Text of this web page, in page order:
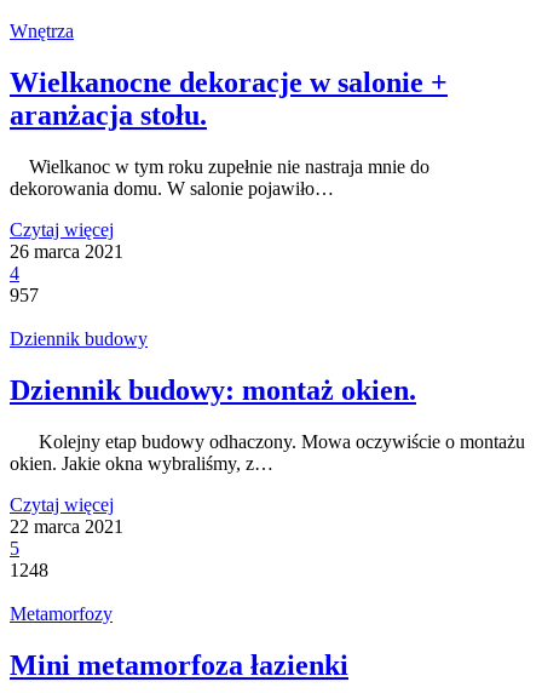
Wnętrza
Wielkanocne dekoracje w salonie +
aranżacja stołu.
Wielkanoc w tym roku zupełnie nie nastraja mnie do
dekorowania domu. W salonie pojawiło…
Czytaj więcej
26 marca 2021
4
957
Dziennik budowy
Dziennik budowy: montaż okien.
Kolejny etap budowy odhaczony. Mowa oczywiście o montażu
okien. Jakie okna wybraliśmy, z…
Czytaj więcej
22 marca 2021
5
1248
Metamorfozy
Mini metamorfoza łazienki